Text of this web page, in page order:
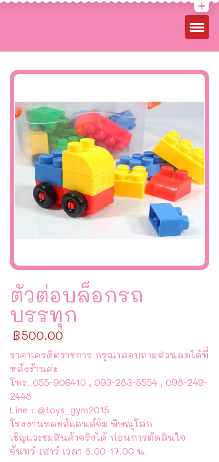
ตัวต่อบล็อกรถ
บรรทุก
฿500.00
ราคาเครดิตราชการ กรุณาสอบถามส่วนลดได้ที่
หลังร้านค่ะ
โทร. 055-906410 , 093-283-5554 , 098-249-
2448
Line : @toys_gym2015
โรงงานทอยส์แอนด์จิม พิษณุโลก
เชิญแวะชมสินค้าจริงได้ ก่อนการตัดสินใจ
จันทร์-เสาร์ เวลา 8.00-17.00 น.